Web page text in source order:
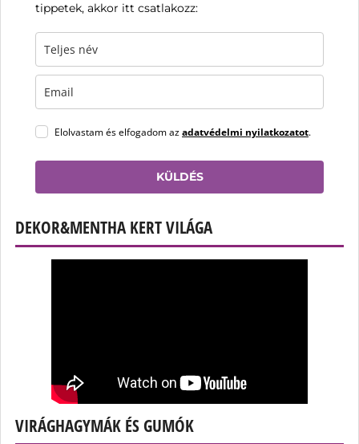
tippetek, akkor itt csatlakozz:
Elolvastam és elfogadom azadatvédelmi nyilatkozatot.
KÜLDÉS
DEKOR&MENTHA KERT VILÁGA
VIRÁGHAGYMÁK ÉS GUMÓK